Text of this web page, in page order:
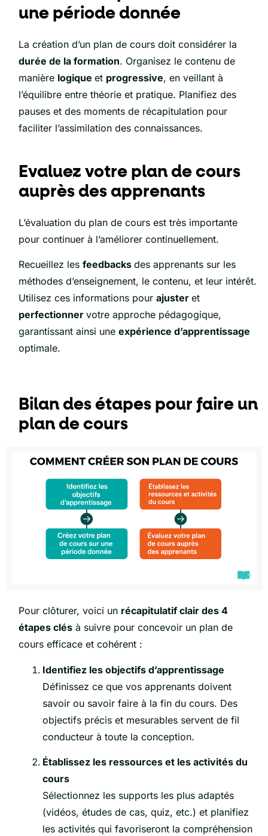
une période donnée
La création d’un plan de cours doit considérer la
durée de la formation. Organisez le contenu de
manière logiqueet progressive, en veillant à
l’équilibre entre théorie et pratique. Planifiez des
pauses et des moments de récapitulation pour
faciliter l’assimilation des connaissances.
Evaluez votre plan de cours
auprès des apprenants
L’évaluation du plan de cours est très importante
pour continuer à l’améliorer continuellement.
Recueillez lesfeedbacksdes apprenants sur les
méthodes d’enseignement, le contenu, et leur intérêt.
Utilisez ces informations pourajusteret
perfectionnervotre approche pédagogique,
garantissant ainsi uneexpérience d’apprentissage
optimale.
Bilan des étapes pour faire un
plan de cours
Pour clôturer, voici un récapitulatif clair des 4
étapes clés à suivre pour concevoir un plan de
cours efficace et cohérent :
Identifiez les objectifs d’apprentissage
Définissez ce que vos apprenants doivent
savoir ou savoir faire à la fin du cours. Des
objectifs précis et mesurables servent de fil
conducteur à toute la conception.
Établissez les ressources et les activités du
cours
Sélectionnez les supports les plus adaptés
(vidéos, études de cas, quiz, etc.) et planifiez
les activités qui favoriseront la compréhension